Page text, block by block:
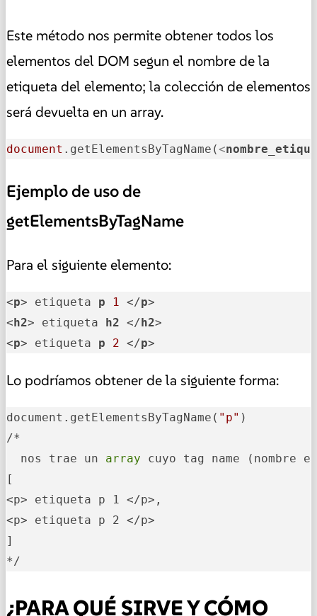
Este método nos permite obtener todos los
elementos del DOM segun el nombre de la
etiqueta del elemento; la colección de elementos
será devuelta en un array.
document .getElementsByTagName(<
Ejemplo de uso de
getElementsByTagName
Para el siguiente elemento:
<p> etiqueta p 1 </p>
<h2> etiqueta h2 </h2>
<p> etiqueta p 2 </p>
Lo podríamos obtener de la siguiente forma:
document.getElementsByTagName( "p" )
/*
  nos trae un
array cuyo tag name (nombre
[
<p> etiqueta p 1 </p>,
<p> etiqueta p 2 </p>
]
*/
¿PARA QUÉ SIRVE Y CÓMO